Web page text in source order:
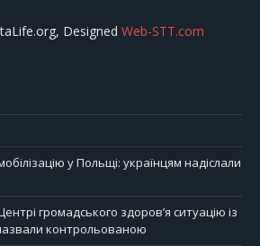
Designed Web-STT.com
у Польщі: українцям надіслали
громадського здоров’я ситуацію із
контрольованою